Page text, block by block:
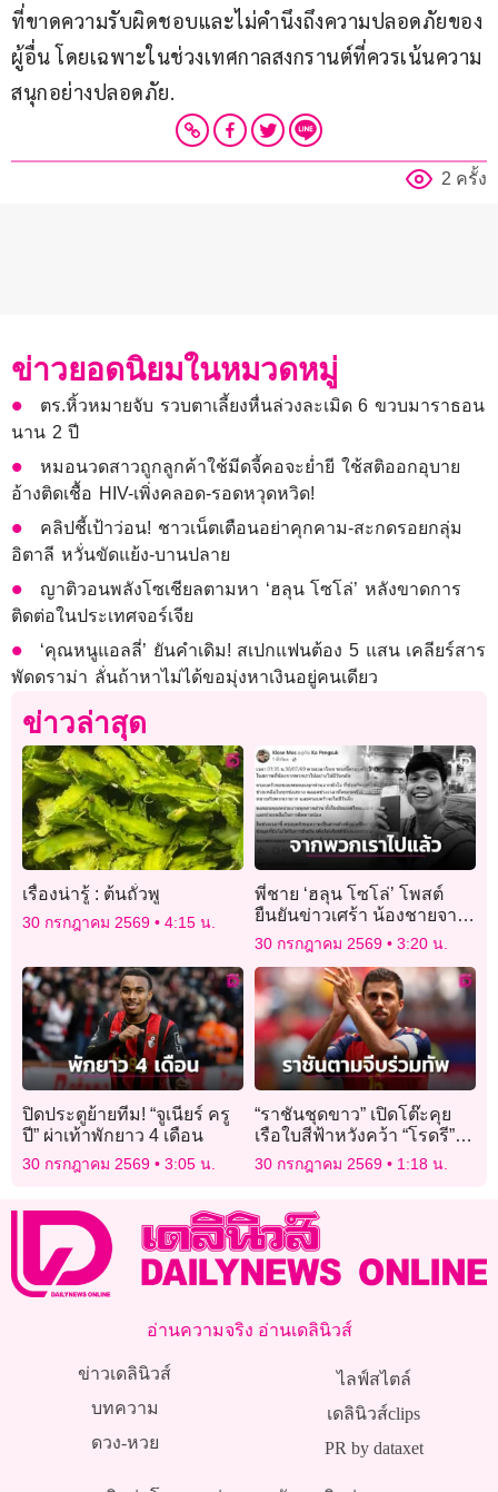
ที่ขาดความรับผิดชอบและไม่คำนึงถึงความปลอดภัยของ
ผู้อื่น โดยเฉพาะในช่วงเทศกาลสงกรานต์ที่ควรเน้นความ
สนุกอย่างปลอดภัย.
2 ครั้ง
ข่าวยอดนิยมในหมวดหมู่
ตร.หิ้วหมายจับ รวบตาเลี้ยงหื่นล่วงละเมิด 6 ขวบมาราธอน
นาน 2 ปี
หมอนวดสาวถูกลูกค้าใช้มีดจี้คอจะย่ำยี ใช้สติออกอุบาย
อ้างติดเชื้อ HIV-เพิ่งคลอด-รอดหวุดหวิด!
คลิปชี้เป้าว่อน! ชาวเน็ตเตือนอย่าคุกคาม-สะกดรอยกลุ่ม
อิตาลี หวั่นขัดแย้ง-บานปลาย
ญาติวอนพลังโซเชียลตามหา ‘ฮลุน โซโล่’ หลังขาดการ
ติดต่อในประเทศจอร์เจีย
‘คุณหนูแอลลี่’ ยันคำเดิม! สเปกแฟนต้อง 5 แสน เคลียร์สาร
พัดดราม่า ลั่นถ้าหาไม่ได้ขอมุ่งหาเงินอยู่คนเดียว
ข่าวล่าสุด
เรื่องน่ารู้ : ต้นถั่วพู
30 กรกฎาคม 2569 4:15 น.
พี่ชาย ‘ฮลุน โซโล่’ โพสต์
ยืนยันข่าวเศร้า น้องชายจาก
พวกเราไปอย่างไม่มีวันกลับ
30 กรกฎาคม 2569 3:20 น.
ปิดประตูย้ายทีม! “จูเนียร์ ครู
ปี” ผ่าเท้าพักยาว 4 เดือน
30 กรกฎาคม 2569 3:05 น.
“ราชันชุดขาว” เปิดโต๊ะคุย
เรือใบสีฟ้าหวังคว้า “โรดรี”
ร่วมทัพ
30 กรกฎาคม 2569 1:18 น.
อ่านความจริง อ่านเดลินิวส์
ข่าวเดลินิวส์
บทความ
ดวง-หวย
ไลฟ์สไตล์
เดลินิวส์clips
PR by dataxet